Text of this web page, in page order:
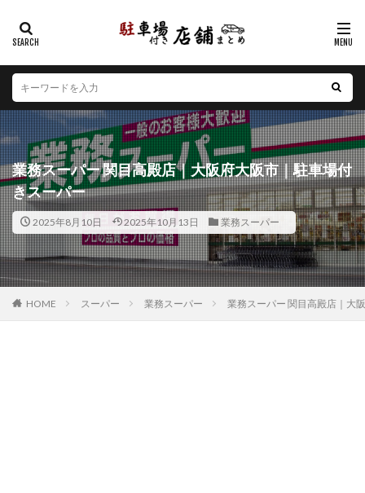
業務スーパー 関目高殿店｜大阪府大阪市｜駐車場付
きスーパー
2025年8月10日 2025年10月13日 業務スーパー
HOME スーパー 業務スーパー 業務スーパー 関目高殿店｜大
カテゴリー
エリア
北海道 青森県 岩手県 宮城県
秋田県
山形県
福島県 茨城県 栃木県
群馬県
埼玉県
千葉県 東京都 神奈川県
新潟県
山梨県
長野県 富山県 石川県
福井県
岐阜県
静岡県 愛知県 三重県
滋賀県
京都府
大阪府 兵庫県 奈良県
和歌山県
鳥取県
島根県 岡山県 広島県
山口県
徳島県
香川県 愛媛県 高知県
福岡県
佐賀県
長崎県 熊本県 大分県
宮崎県